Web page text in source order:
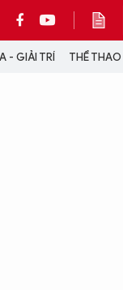
- GIẢI TRÍ THỂ THAO